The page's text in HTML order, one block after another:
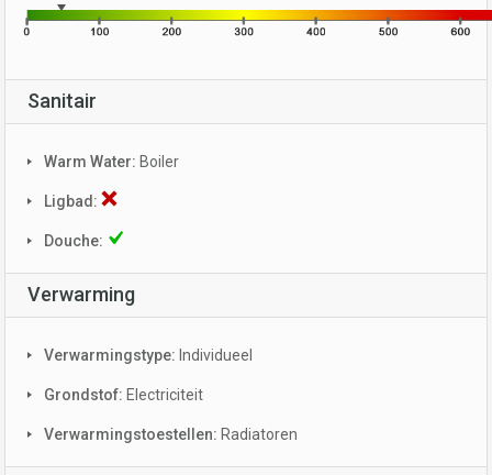
Sanitair
Warm Water: Boiler
Ligbad:
Douche:
Verwarming
Verwarmingstype: Individueel
Grondstof: Electriciteit
Verwarmingstoestellen: Radiatoren